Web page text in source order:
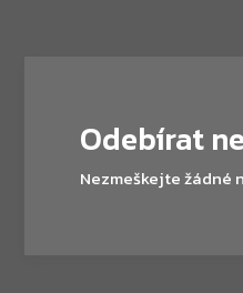
Odebírat
Nezmeškejte žádné